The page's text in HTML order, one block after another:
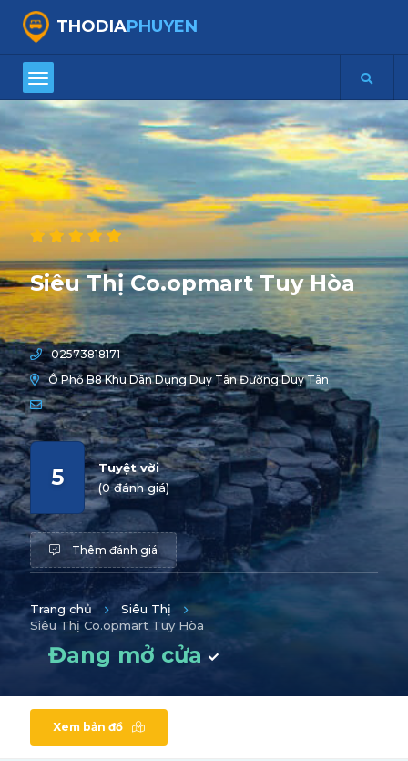
THODIAPHUYEN
Siêu Thị Co.opmart Tuy Hòa
02573818171
Ô Phố B8 Khu Dân Dụng Duy Tân Đường Duy Tân
Tuyệt vời
(0 đánh giá)
5
Thêm đánh giá
Trang chủ
Siêu Thị
Siêu Thị Co.opmart Tuy Hòa
Đang mở cửa
Xem bản đồ